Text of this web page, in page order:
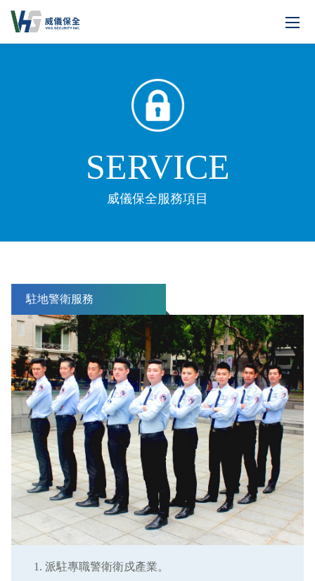
SERVICE
威儀保全服務項目
駐地警衛服務
派駐專職警衛衛戍產業。